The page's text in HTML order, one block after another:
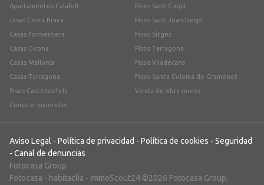
Apartamentos Calafell
casas Costa Brava
Casas Formentera
Casas Girona
Casas Mallorca
Casas Tarragona
Pisos Castelldefels
Comprar viviendas
Pisos Sant Cugat
Pisos Sant Joan Despí
Pisos Sitges
Pisos Tarragona
Pisos Viladecans
Pisos Santa Coloma de Gramenet
Venta de obra nueva
Aviso Legal - Política de privacidad - Política de cookies - Seguridad
- Canal de denuncias
Fotocasa Group
Fotocasa - habitaclia - ImmoScout24 ©2026 Fotocasa Group,